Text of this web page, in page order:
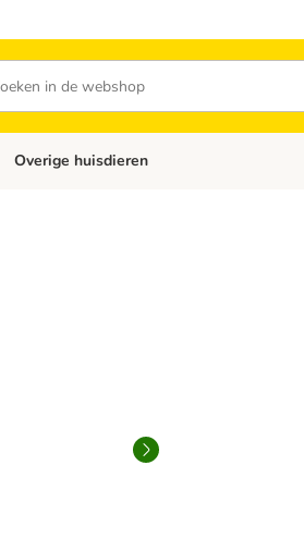
Open categoriemenu: Katten
Overige huisdieren